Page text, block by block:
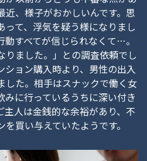
近、様子がおかしいんです。思
って、浮気を疑う様になりまし
すべてが信じられなくて…。
りました。」との調査依頼でし
ション購入時より、男性の出入
した。相手はスナックで働く女
に行っているうちに深い付き
主人は金銭的な余裕があり、不
買い与えていたようです。